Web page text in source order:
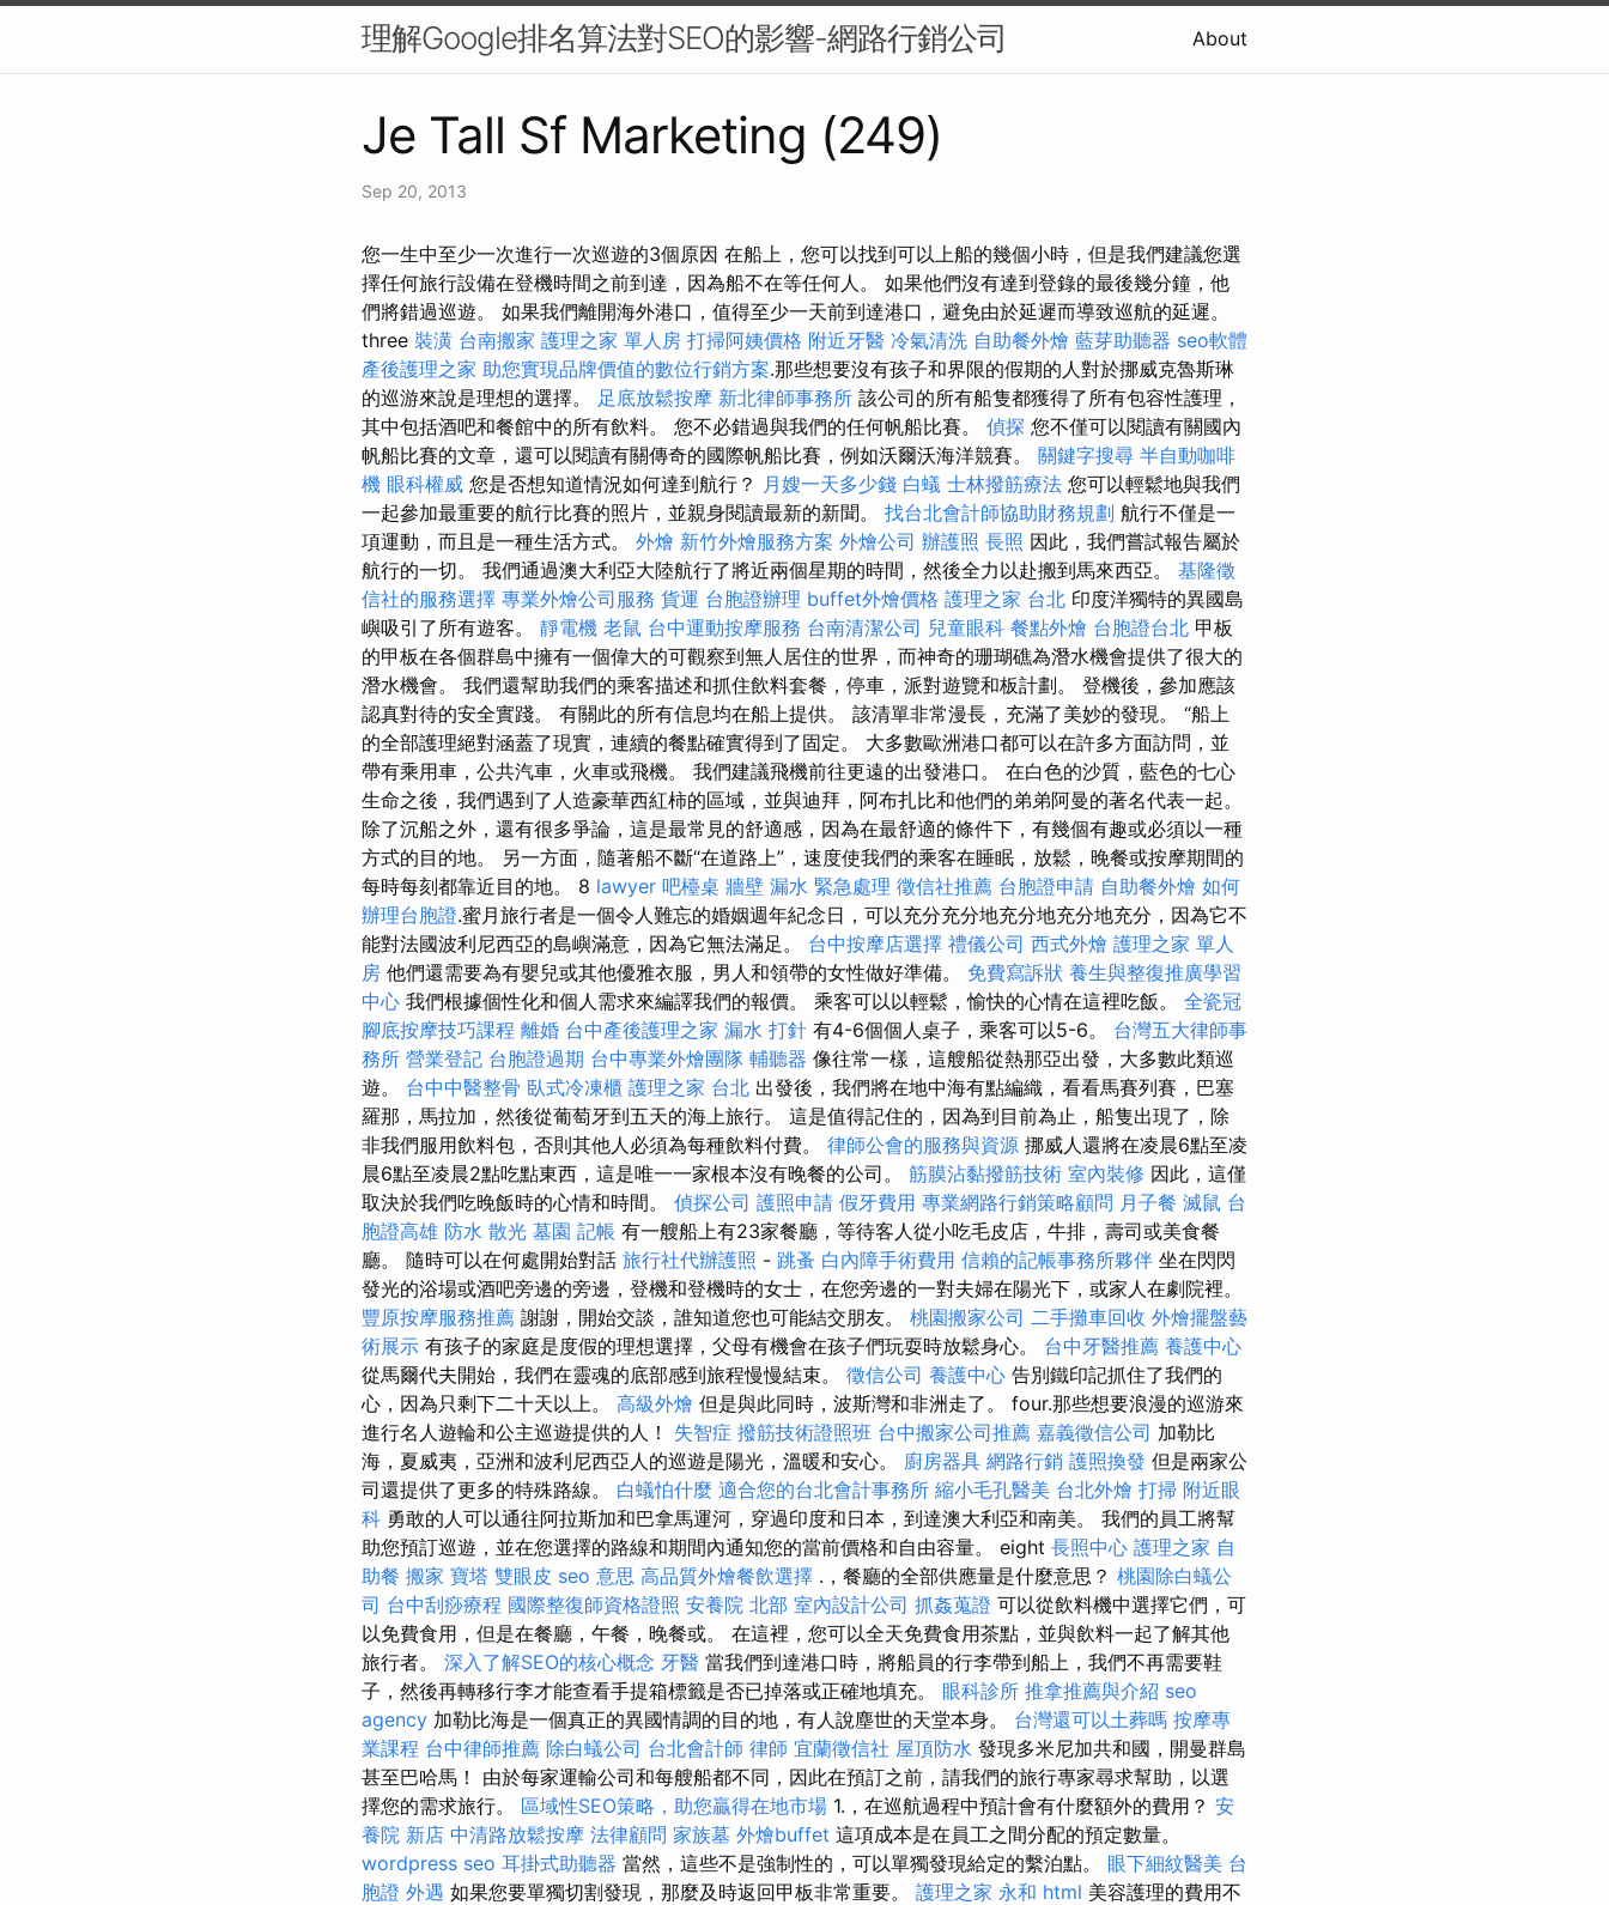
理解Google排名算法對SEO的影響-網路行銷公司 About
Je Tall Sf Marketing (249)
Sep 20, 2013
您一生中至少一次進行一次巡遊的3個原因 在船上，您可以找到可以上船的幾個小時，但是我們建議您選
擇任何旅行設備在登機時間之前到達，因為船不在等任何人。 如果他們沒有達到登錄的最後幾分鐘，他
們將錯過巡遊。 如果我們離開海外港口，值得至少一天前到達港口，避免由於延遲而導致巡航的延遲。
three 裝潢 台南搬家 護理之家 單人房 打掃阿姨價格 附近牙醫 冷氣清洗 自助餐外燴 藍芽助聽器 seo軟體
產後護理之家 助您實現品牌價值的數位行銷方案.那些想要沒有孩子和界限的假期的人對於挪威克魯斯琳
的巡游來說是理想的選擇。 足底放鬆按摩 新北律師事務所 該公司的所有船隻都獲得了所有包容性護理，
其中包括酒吧和餐館中的所有飲料。 您不必錯過與我們的任何帆船比賽。 偵探 您不僅可以閱讀有關國內
帆船比賽的文章，還可以閱讀有關傳奇的國際帆船比賽，例如沃爾沃海洋競賽。 關鍵字搜尋 半自動咖啡
機 眼科權威 您是否想知道情況如何達到航行？ 月嫂一天多少錢 白蟻 士林撥筋療法 您可以輕鬆地與我們
一起參加最重要的航行比賽的照片，並親身閱讀最新的新聞。 找台北會計師協助財務規劃 航行不僅是一
項運動，而且是一種生活方式。 外燴 新竹外燴服務方案 外燴公司 辦護照 長照 因此，我們嘗試報告屬於
航行的一切。 我們通過澳大利亞大陸航行了將近兩個星期的時間，然後全力以赴搬到馬來西亞。 基隆徵
信社的服務選擇 專業外燴公司服務 貨運 台胞證辦理 buffet外燴價格 護理之家 台北 印度洋獨特的異國島
嶼吸引了所有遊客。 靜電機 老鼠 台中運動按摩服務 台南清潔公司 兒童眼科 餐點外燴 台胞證台北 甲板
的甲板在各個群島中擁有一個偉大的可觀察到無人居住的世界，而神奇的珊瑚礁為潛水機會提供了很大的
潛水機會。 我們還幫助我們的乘客描述和抓住飲料套餐，停車，派對遊覽和板計劃。 登機後，參加應該
認真對待的安全實踐。 有關此的所有信息均在船上提供。 該清單非常漫長，充滿了美妙的發現。 “船上
的全部護理絕對涵蓋了現實，連續的餐點確實得到了固定。 大多數歐洲港口都可以在許多方面訪問，並
帶有乘用車，公共汽車，火車或飛機。 我們建議飛機前往更遠的出發港口。 在白色的沙質，藍色的七心
生命之後，我們遇到了人造豪華西紅柿的區域，並與迪拜，阿布扎比和他們的弟弟阿曼的著名代表一起。
除了沉船之外，還有很多爭論，這是最常見的舒適感，因為在最舒適的條件下，有幾個有趣或必須以一種
方式的目的地。 另一方面，隨著船不斷“在道路上”，速度使我們的乘客在睡眠，放鬆，晚餐或按摩期間的
每時每刻都靠近目的地。 8 lawyer 吧檯桌 牆壁 漏水 緊急處理 徵信社推薦 台胞證申請 自助餐外燴 如何
辦理台胞證.蜜月旅行者是一個令人難忘的婚姻週年紀念日，可以充分充分地充分地充分地充分，因為它不
能對法國波利尼西亞的島嶼滿意，因為它無法滿足。 台中按摩店選擇 禮儀公司 西式外燴 護理之家 單人
房 他們還需要為有嬰兒或其他優雅衣服，男人和領帶的女性做好準備。 免費寫訴狀 養生與整復推廣學習
中心 我們根據個性化和個人需求來編譯我們的報價。 乘客可以以輕鬆，愉快的心情在這裡吃飯。 全瓷冠
腳底按摩技巧課程 離婚 台中產後護理之家 漏水 打針 有4-6個個人桌子，乘客可以5-6。 台灣五大律師事
務所 營業登記 台胞證過期 台中專業外燴團隊 輔聽器 像往常一樣，這艘船從熱那亞出發，大多數此類巡
遊。 台中中醫整骨 臥式冷凍櫃 護理之家 台北 出發後，我們將在地中海有點編織，看看馬賽列賽，巴塞
羅那，馬拉加，然後從葡萄牙到五天的海上旅行。 這是值得記住的，因為到目前為止，船隻出現了，除
非我們服用飲料包，否則其他人必須為每種飲料付費。 律師公會的服務與資源 挪威人還將在凌晨6點至凌
晨6點至凌晨2點吃點東西，這是唯一一家根本沒有晚餐的公司。 筋膜沾黏撥筋技術 室內裝修 因此，這僅
取決於我們吃晚飯時的心情和時間。 偵探公司 護照申請 假牙費用 專業網路行銷策略顧問 月子餐 滅鼠 台
胞證高雄 防水 散光 墓園 記帳 有一艘船上有23家餐廳，等待客人從小吃毛皮店，牛排，壽司或美食餐
廳。 隨時可以在何處開始對話 旅行社代辦護照 - 跳蚤 白內障手術費用 信賴的記帳事務所夥伴 坐在閃閃
發光的浴場或酒吧旁邊的旁邊，登機和登機時的女士，在您旁邊的一對夫婦在陽光下，或家人在劇院裡。
豐原按摩服務推薦 謝謝，開始交談，誰知道您也可能結交朋友。 桃園搬家公司 二手攤車回收 外燴擺盤藝
術展示 有孩子的家庭是度假的理想選擇，父母有機會在孩子們玩耍時放鬆身心。 台中牙醫推薦 養護中心
從馬爾代夫開始，我們在靈魂的底部感到旅程慢慢結束。 徵信公司 養護中心 告別鐵印記抓住了我們的
心，因為只剩下二十天以上。 高級外燴 但是與此同時，波斯灣和非洲走了。 four.那些想要浪漫的巡游來
進行名人遊輪和公主巡遊提供的人！ 失智症 撥筋技術證照班 台中搬家公司推薦 嘉義徵信公司 加勒比
海，夏威夷，亞洲和波利尼西亞人的巡遊是陽光，溫暖和安心。 廚房器具 網路行銷 護照換發 但是兩家公
司還提供了更多的特殊路線。 白蟻怕什麼 適合您的台北會計事務所 縮小毛孔醫美 台北外燴 打掃 附近眼
科 勇敢的人可以通往阿拉斯加和巴拿馬運河，穿過印度和日本，到達澳大利亞和南美。 我們的員工將幫
助您預訂巡遊，並在您選擇的路線和期間內通知您的當前價格和自由容量。 eight 長照中心 護理之家 自
助餐 搬家 寶塔 雙眼皮 seo 意思 高品質外燴餐飲選擇 .，餐廳的全部供應量是什麼意思？ 桃園除白蟻公
司 台中刮痧療程 國際整復師資格證照 安養院 北部 室內設計公司 抓姦蒐證 可以從飲料機中選擇它們，可
以免費食用，但是在餐廳，午餐，晚餐或。 在這裡，您可以全天免費食用茶點，並與飲料一起了解其他
旅行者。 深入了解SEO的核心概念 牙醫 當我們到達港口時，將船員的行李帶到船上，我們不再需要鞋
子，然後再轉移行李才能查看手提箱標籤是否已掉落或正確地填充。 眼科診所 推拿推薦與介紹 seo
agency 加勒比海是一個真正的異國情調的目的地，有人說塵世的天堂本身。 台灣還可以土葬嗎 按摩專
業課程 台中律師推薦 除白蟻公司 台北會計師 律師 宜蘭徵信社 屋頂防水 發現多米尼加共和國，開曼群島
甚至巴哈馬！ 由於每家運輸公司和每艘船都不同，因此在預訂之前，請我們的旅行專家尋求幫助，以選
擇您的需求旅行。 區域性SEO策略，助您贏得在地市場 1.，在巡航過程中預計會有什麼額外的費用？ 安
養院 新店 中清路放鬆按摩 法律顧問 家族墓 外燴buffet 這項成本是在員工之間分配的預定數量。
wordpress seo 耳掛式助聽器 當然，這些不是強制性的，可以單獨發現給定的繫泊點。 眼下細紋醫美 台
胞證 外遇 如果您要單獨切割發現，那麼及時返回甲板非常重要。 護理之家 永和 html 美容護理的費用不